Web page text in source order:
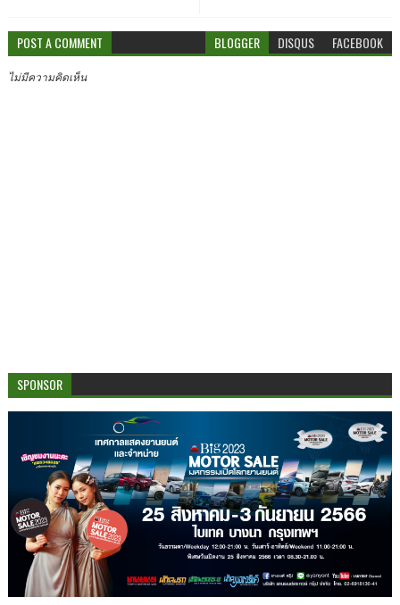
POST A COMMENT BLOGGER DISQUS FACEBOOK
ไม่มีความคิดเห็น
SPONSOR